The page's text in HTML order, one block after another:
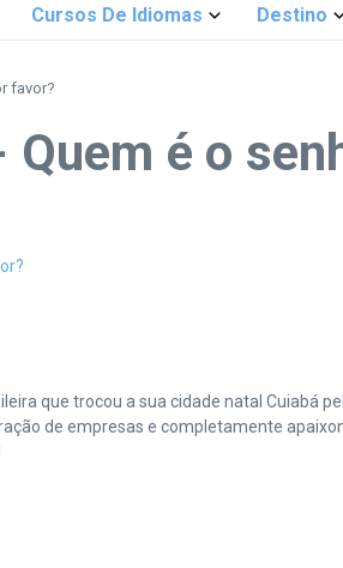
Cursos De Idiomas Destino
favor?
é o
que trocou a sua cidade natal Cuiabá
de empresas e completamente